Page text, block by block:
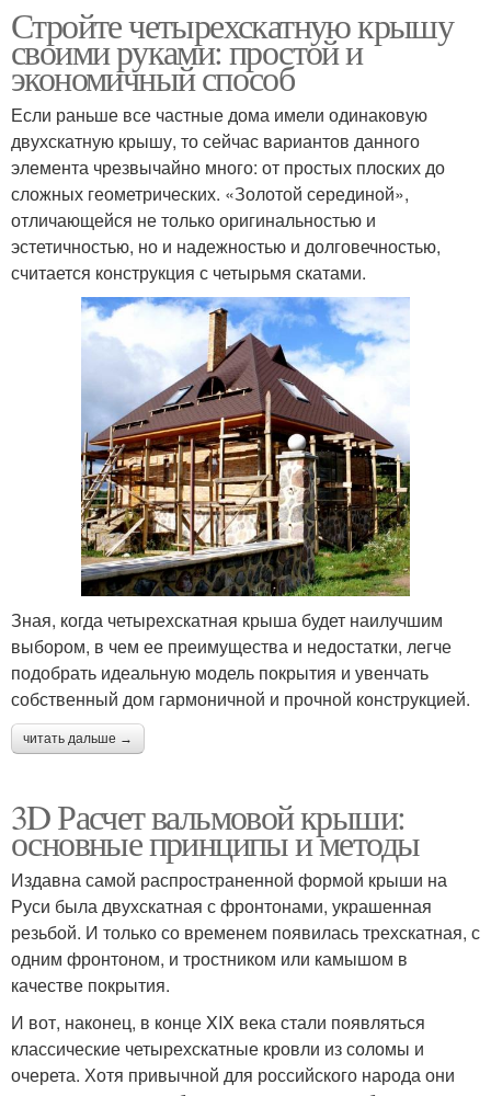
Стройте четырехскатную крышу
своими руками: простой и
экономичный способ
Если раньше все частные дома имели одинаковую
двухскатную крышу, то сейчас вариантов данного
элемента чрезвычайно много: от простых плоских до
сложных геометрических. «Золотой серединой»,
отличающейся не только оригинальностью и
эстетичностью, но и надежностью и долговечностью,
считается конструкция с четырьмя скатами.
Зная, когда четырехскатная крыша будет наилучшим
выбором, в чем ее преимущества и недостатки, легче
подобрать идеальную модель покрытия и увенчать
собственный дом гармоничной и прочной конструкцией.
читать дальше →
3D Расчет вальмовой крыши:
основные принципы и методы
Издавна самой распространенной формой крыши на
Руси была двухскатная с фронтонами, украшенная
резьбой. И только со временем появилась трехскатная, с
одним фронтоном, и тростником или камышом в
качестве покрытия.
И вот, наконец, в конце XIX века стали появляться
классические четырехскатные кровли из соломы и
очерета. Хотя привычной для российского народа они